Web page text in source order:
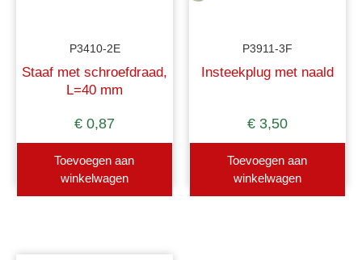
P3410-2E
Staaf met schroefdraad,
L=40 mm
€ 0,87
Toevoegen aan
winkelwagen
P3911-3F
Insteekplug met naald
€ 3,50
Toevoegen aan
winkelwagen